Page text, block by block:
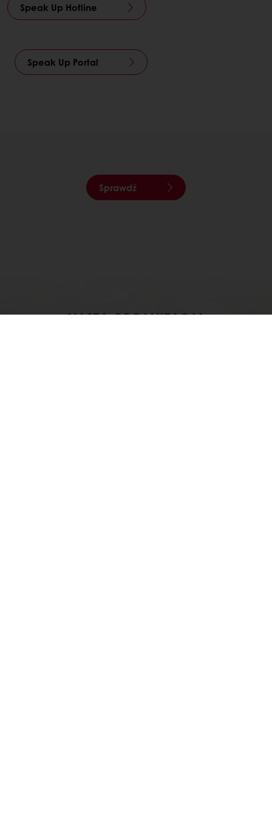
Speak Up Hotline
Speak Up Portal
Sprawdź
NASZA ORGANIZACJA